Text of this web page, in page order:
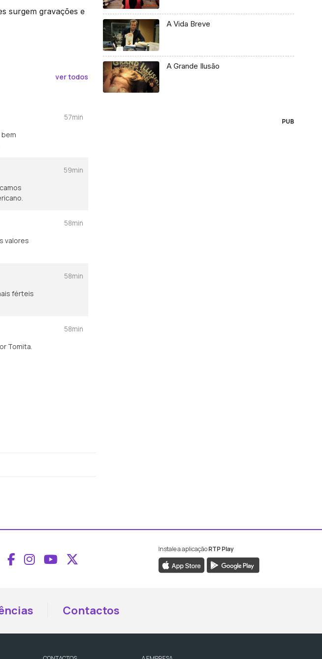
surgem gravações e
ver todos
bem
57min
59min
valores
58min
férteis
58min
Tomita.
58min
A Vida Breve
A Grande Ilusão
PUB
Aceder ao Facebook da RTP Antena 2
Aceder ao Instagram da RTP Antena 2
Aceder ao YouTube da RTP Antena 2
Aceder ao X da RTP Antena 2
Instale a aplicaçãoRTP Play
Contactos